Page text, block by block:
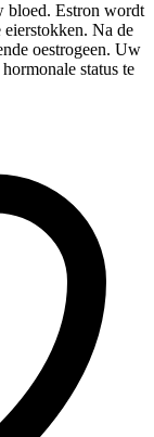
bloed. Estron wordt
eierstokken. Na de
oestrogeen. Uw
status te